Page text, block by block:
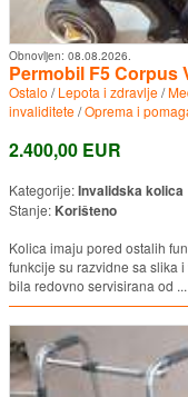
Obnovljen: 08.08.2026.
Permobil F5 Corpus
Ostalo /Lepota i zdravlje/
invaliditete/Oprema i
2.400,00 EUR
Kategorije:Invalidska kolica
Stanje: Korišteno
Kolica imaju pored ostalih
funkcije su razvidne sa slika
bila redovno servisirana od ...